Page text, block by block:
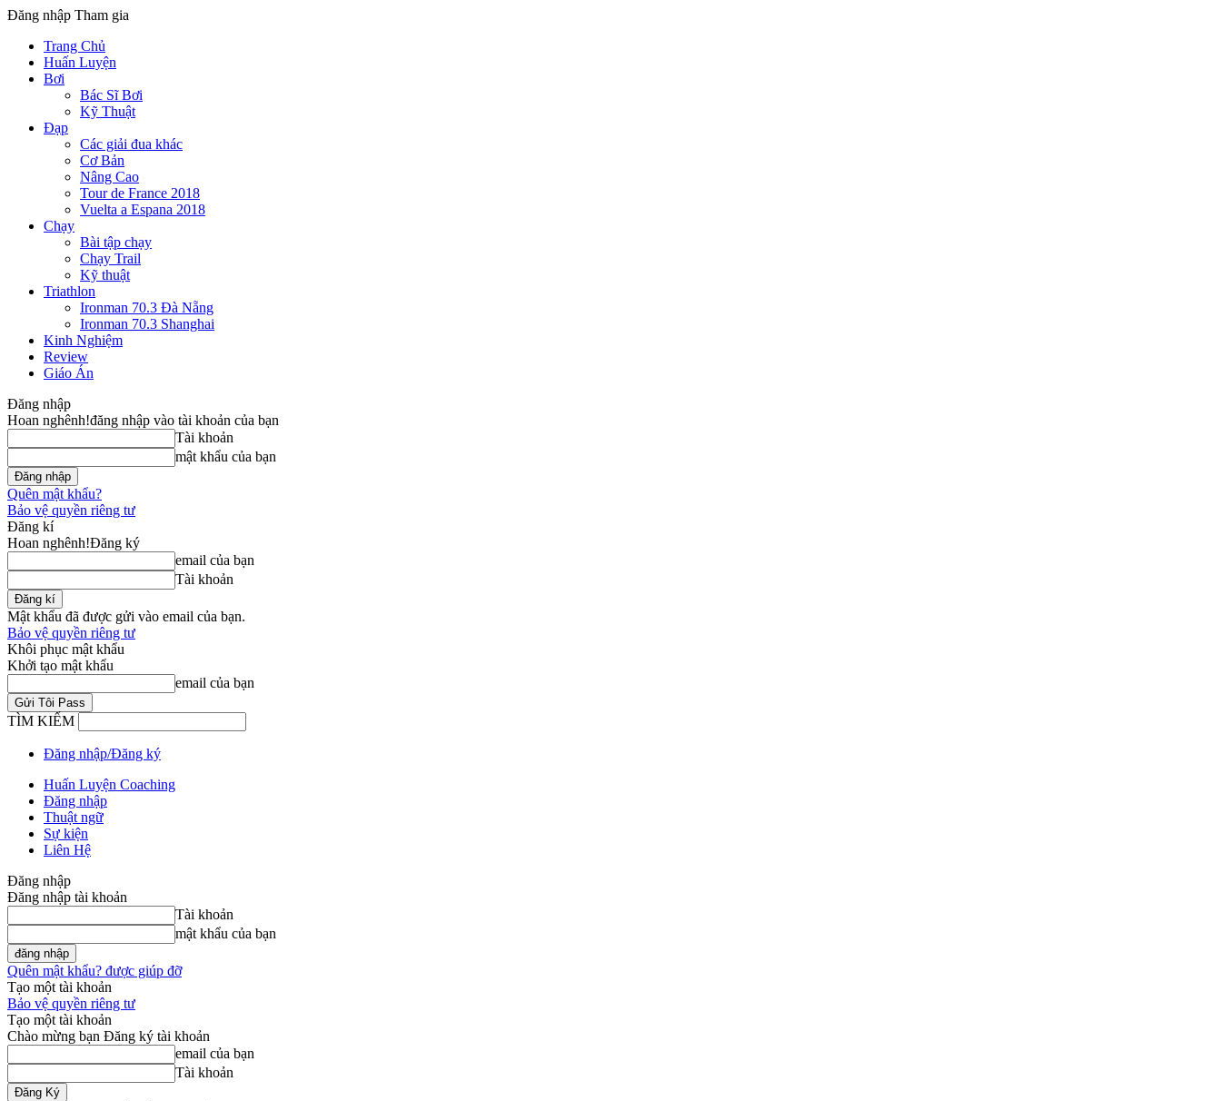
Đăng nhập Tham gia
Trang Chủ
Huấn Luyện
Bơi
Bác Sĩ Bơi
Kỹ Thuật
Đạp
Các giải đua khác
Cơ Bản
Nâng Cao
Tour de France 2018
Vuelta a Espana 2018
Chạy
Bài tập chạy
Chạy Trail
Kỹ thuật
Triathlon
Ironman 70.3 Đà Nẵng
Ironman 70.3 Shanghai
Kinh Nghiệm
Review
Giáo Án
Đăng nhập
Hoan nghênh!đăng nhập vào tài khoản của bạn
Tài khoản
mật khẩu của bạn
Quên mật khẩu?
Bảo vệ quyền riêng tư
Đăng kí
Hoan nghênh!Đăng ký
email của bạn
Tài khoản
Mật khẩu đã được gửi vào email của bạn.
Bảo vệ quyền riêng tư
Khôi phục mật khẩu
Khởi tạo mật khẩu
email của bạn
TÌM KIẾM
Đăng nhập/Đăng ký
Huấn Luyện Coaching
Đăng nhập
Thuật ngữ
Sự kiện
Liên Hệ
Đăng nhập
Đăng nhập tài khoản
Tài khoản
mật khẩu của bạn
Quên mật khẩu? được giúp đỡ
Tạo một tài khoản
Bảo vệ quyền riêng tư
Tạo một tài khoản
Chào mừng bạn Đăng ký tài khoản
email của bạn
Tài khoản